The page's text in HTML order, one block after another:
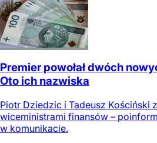
Premier powołał dwóch
Oto ich nazwiska
Piotr Dziedzic i Tadeusz Kościński
wiceministrami finansów –
w komunikacie.